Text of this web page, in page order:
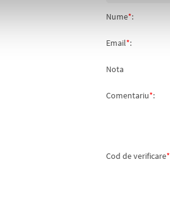
Nume*:
Email*:
Nota
Comentariu*:
Cod de verificare*